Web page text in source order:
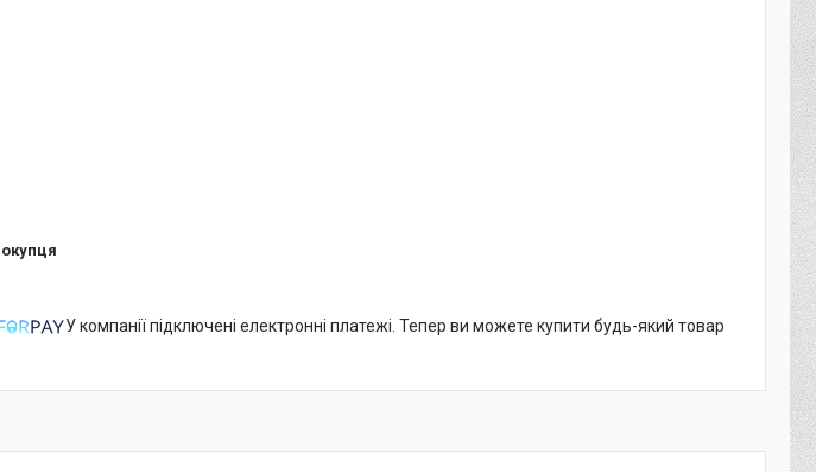
У компанії підключені електронні платежі. Тепер ви можете купити будь-який товар